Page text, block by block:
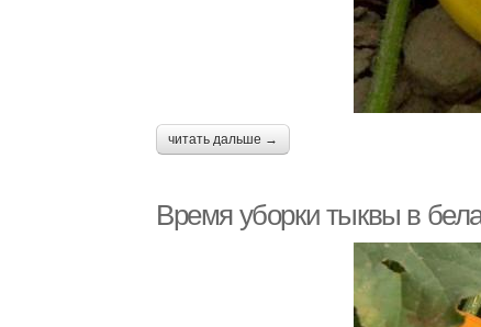
читать дальше →
Время уборки тыквы в